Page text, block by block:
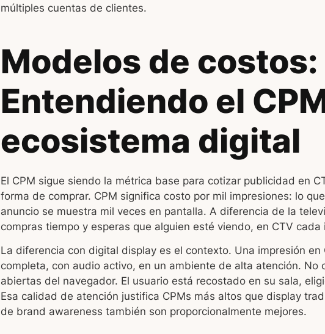
múltiples cuentas de clientes.
Modelos de costos:
Entendiendo el
ecosistema digital
El CPM sigue siendo la métrica base para cotizar publicidad en
forma de comprar. CPM significa costo por mil impresiones: lo
anuncio se muestra mil veces en pantalla. A diferencia de la
compras tiempo y esperas que alguien esté viendo, en CTV
La diferencia con digital display es el contexto. Una impresión en
completa, con audio activo, en un ambiente de alta atención. No
abiertas del navegador. El usuario está recostado en su sala,
Esa calidad de atención justifica CPMs más altos que display
de brand awareness también son proporcionalmente mejores.